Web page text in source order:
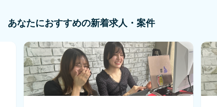
あなたにおすすめの新着求人・案件